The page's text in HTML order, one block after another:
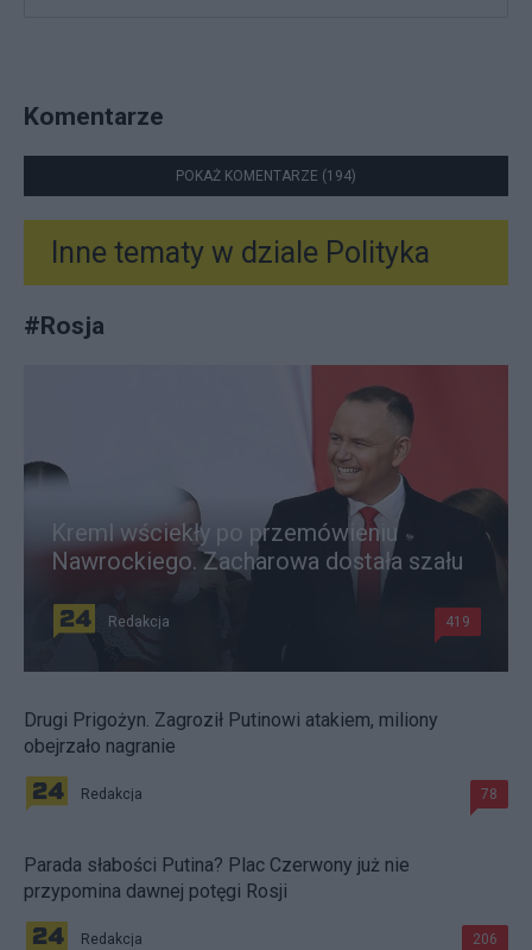
Komentarze
POKAŻ KOMENTARZE (194)
Inne tematy w dziale Polityka
#Rosja
Kreml wściekły po przemówieniu
Nawrockiego. Zacharowa dostała szału
Redakcja 419
Drugi Prigożyn. Zagroził Putinowi atakiem, miliony
obejrzało nagranie
Redakcja 78
Parada słabości Putina? Plac Czerwony już nie
przypomina dawnej potęgi Rosji
Redakcja 206